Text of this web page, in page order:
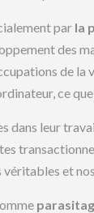
par la
des
de
ce
dans leur
véritables et